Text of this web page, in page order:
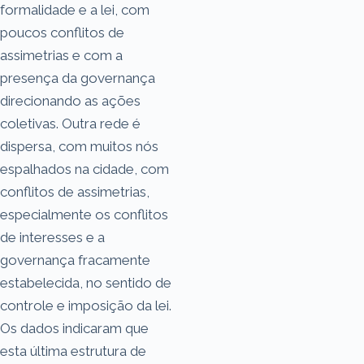
formalidade e a lei, com
poucos conflitos de
assimetrias e com a
presença da governança
direcionando as ações
coletivas. Outra rede é
dispersa, com muitos nós
espalhados na cidade, com
conflitos de assimetrias,
especialmente os conflitos
de interesses e a
governança fracamente
estabelecida, no sentido de
controle e imposição da lei.
Os dados indicaram que
esta última estrutura de